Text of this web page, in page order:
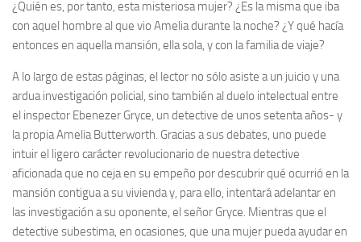
¿Quién es, por tanto, esta misteriosa mujer? ¿Es la misma que iba
con aquel hombre al que vio Amelia durante la noche? ¿Y qué hacía
entonces en aquella mansión, ella sola, y con la familia de viaje?
A lo largo de estas páginas, el lector no sólo asiste a un juicio y una
ardua investigación policial, sino también al duelo intelectual entre
el inspector Ebenezer Gryce, un detective de unos setenta años- y
la propia Amelia Butterworth. Gracias a sus debates, uno puede
intuir el ligero carácter revolucionario de nuestra detective
aficionada que no ceja en su empeño por descubrir qué ocurrió en la
mansión contigua a su vivienda y, para ello, intentará adelantar en
las investigación a su oponente, el señor Gryce. Mientras que el
detective subestima, en ocasiones, que una mujer pueda ayudar en